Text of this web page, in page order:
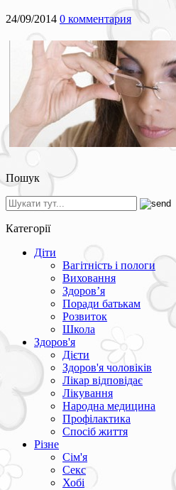
24/09/2014 0 комментария
Пошук
Категорії
Діти
Вагітність і пологи
Виховання
Здоров’я
Поради батькам
Розвиток
Школа
Здоров'я
Дієти
Здоров'я чоловіків
Лікар відповідає
Лікування
Народна медицина
Профілактика
Спосіб життя
Різне
Сім'я
Секс
Хобі